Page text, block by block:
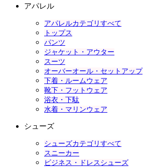
アパレル
アパレルカテゴリすべて
トップス
パンツ
ジャケット・アウター
スーツ
オーバーオール・セットアップ
下着・ルームウェア
靴下・フットウェア
浴衣・下駄
水着・マリンウェア
シューズ
シューズカテゴリすべて
スニーカー
ビジネス・ドレスシューズ